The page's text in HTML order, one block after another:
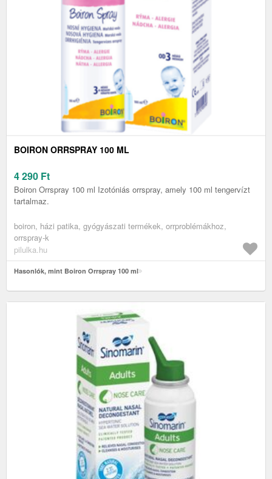
BOIRON ORRSPRAY 100 ML
4 290 Ft
Boiron Orrspray 100 ml Izotóniás orrspray, amely 100 ml tengervízt
tartalmaz.
boiron, házi patika, gyógyászati termékek, orrproblémákhoz,
orrspray-k
pilulka.hu
Hasonlók, mint Boiron Orrspray 100 ml